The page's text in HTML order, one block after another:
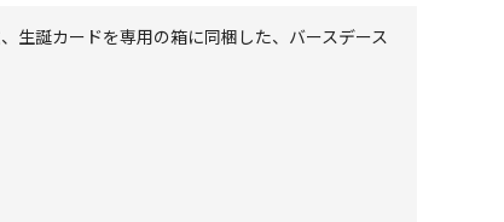
生誕カードを専用の箱に同梱した、バースデース